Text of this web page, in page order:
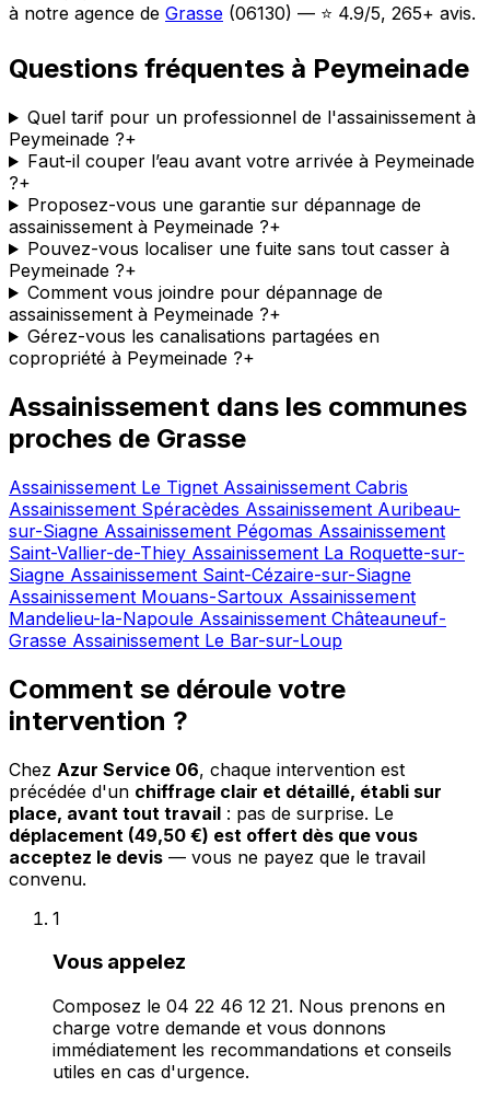
à notre agence de Grasse (06130) — ⭐ 4.9/5, 265+ avis.
Questions fréquentes à Peymeinade
Quel tarif pour un professionnel de l'assainissement à
Peymeinade ?+
Faut-il couper l’eau avant votre arrivée à Peymeinade
?+
Proposez-vous une garantie sur dépannage de
assainissement à Peymeinade ?+
Pouvez-vous localiser une fuite sans tout casser à
Peymeinade ?+
Comment vous joindre pour dépannage de
assainissement à Peymeinade ?+
Gérez-vous les canalisations partagées en
copropriété à Peymeinade ?+
Assainissement dans les communes
proches de Grasse
Assainissement Le Tignet Assainissement Cabris
Assainissement Spéracèdes Assainissement Auribeau-
sur-Siagne Assainissement Pégomas Assainissement
Saint-Vallier-de-Thiey Assainissement La Roquette-sur-
Siagne Assainissement Saint-Cézaire-sur-Siagne
Assainissement Mouans-Sartoux Assainissement
Mandelieu-la-Napoule Assainissement Châteauneuf-
Grasse Assainissement Le Bar-sur-Loup
Comment se déroule votre
intervention ?
Chez Azur Service 06, chaque intervention est
précédée d'un chiffrage clair et détaillé, établi sur
place, avant tout travail : pas de surprise. Le
déplacement (49,50 €) est offert dès que vous
acceptez le devis — vous ne payez que le travail
convenu.
1
Vous appelez
Composez le 04 22 46 12 21. Nous prenons en
charge votre demande et vous donnons
immédiatement les recommandations et conseils
utiles en cas d'urgence.